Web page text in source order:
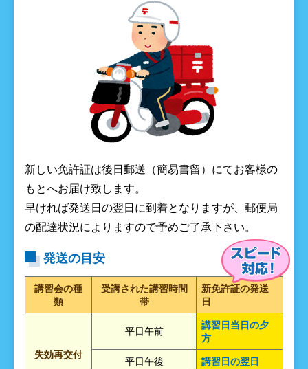
新しい免許証は後日郵送（簡易書留）にてお客様の
もとへお届け致します。
早ければ発送日の翌日に到着となりますが、郵便局
の配達状況によりますので予めご了承下さい。
発送の目安
講習会の種
類
受講された講習時間
帯
新免許証の発送
日
失効再交付
平日午前
講習日当日の夕
方
平日午後
講習日の翌日